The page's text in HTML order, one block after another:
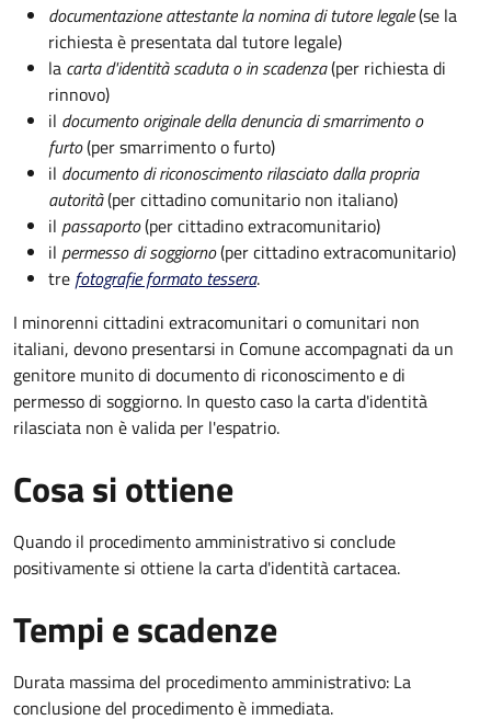
documentazione attestante la nomina di tutore legale(se la
richiesta è presentata dal tutore legale)
la carta d'identità scaduta o in scadenza(per richiesta di
rinnovo)
il documento originale della denuncia di smarrimento o
furto(per smarrimento o furto)
il documento di riconoscimento rilasciato dalla propria
autorità(per cittadino comunitario non italiano)
il passaporto(per cittadino extracomunitario)
il permesso di soggiorno(per cittadino extracomunitario)
tre fotografie formato tessera.
I minorenni cittadini extracomunitari o comunitari non
italiani, devono presentarsi in Comune accompagnati da un
genitore munito di documento di riconoscimento e di
permesso di soggiorno. In questo caso la carta d'identità
rilasciata non è valida per l'espatrio.
Cosa si ottiene
Quando il procedimento amministrativo si conclude
positivamente si ottiene la carta d'identità cartacea.
Tempi e scadenze
Durata massima del procedimento amministrativo: La
conclusione del procedimento è immediata.